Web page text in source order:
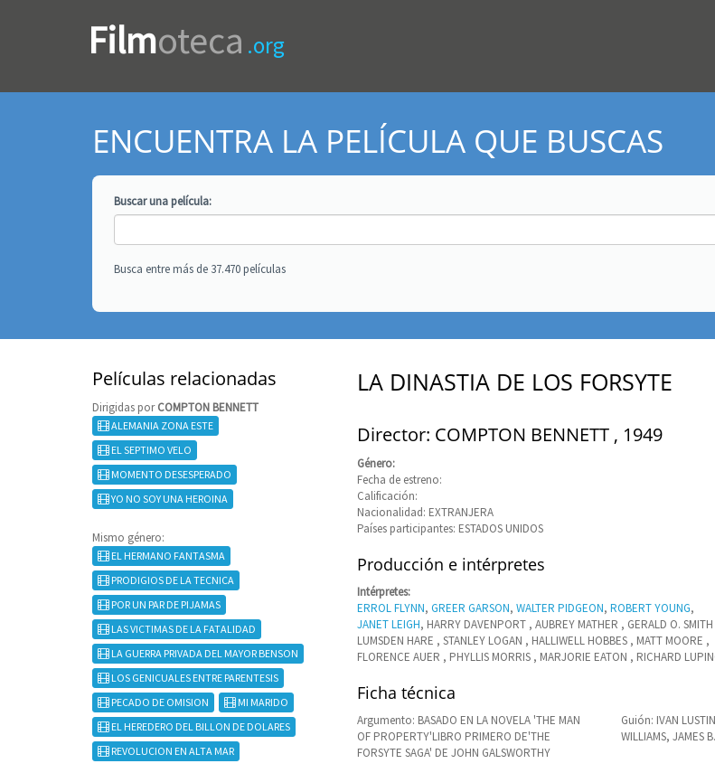
Filmoteca .org
ENCUENTRA LA PELÍCULA QUE BUSCAS
Buscar unapelícula:
Busca entre más de 37.470 películas
Películas relacionadas
Dirigidas porCOMPTON BENNETT
ALEMANIA ZONA ESTE
EL SEPTIMO VELO
MOMENTO DESESPERADO
YO NO SOY UNA HEROINA
Mismo género:
EL HERMANO FANTASMA
PRODIGIOS DE LA TECNICA
POR UN PAR DE PIJAMAS
LAS VICTIMAS DE LA FATALIDAD
LA GUERRA PRIVADA DEL MAYOR BENSON
LOS GENICUALES ENTRE PARENTESIS
PECADO DE OMISION
MI MARIDO
EL HEREDERO DEL BILLON DE DOLARES
REVOLUCION EN ALTA MAR
LA DINASTIA DE LOS FORSYTE
Director: COMPTON BENNETT , 1949
Género:
Fecha de estreno:
Calificación:
Nacionalidad: EXTRANJERA
Países participantes: ESTADOS UNIDOS
Producción e intérpretes
Intérpretes:
ERROL FLYNN, GREER GARSON, WALTER PIDGEON, ROBERT YOUNG,
JANET LEIGH, HARRY DAVENPORT , AUBREY MATHER , GERALD O.
LUMSDEN HARE , STANLEY LOGAN , HALLIWELL HOBBES , MATT MOORE ,
FLORENCE AUER , PHYLLIS MORRIS , MARJORIE EATON , RICHARD
Ficha técnica
Argumento: BASADO EN LA NOVELA 'THE MAN
OF PROPERTY'LIBRO PRIMERO DE'THE
FORSYTE SAGA' DE JOHN GALSWORTHY
Guión: IVAN
WILLIAMS, JAMES